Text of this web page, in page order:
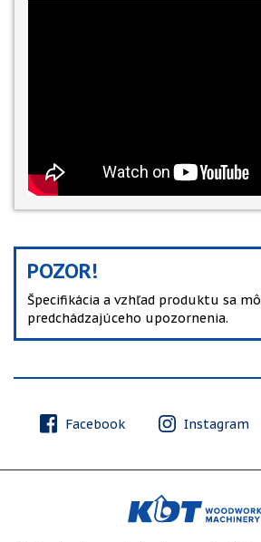
POZOR!
Špecifikácia a vzhľad produktu sa
predchádzajúceho upozornenia.
Facebook Instagram